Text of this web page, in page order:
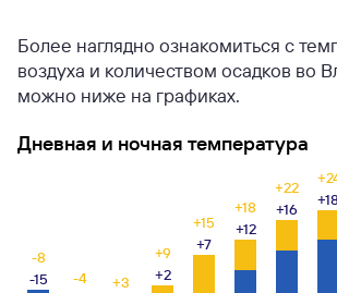
Более наглядно ознакомиться с
воздуха и количеством осадков во
можно ниже на графиках.
Дневная и ночная температура
-8
-15
-4
+3
+9
+2
+15
+7
+18
+12
+22
+16
+18